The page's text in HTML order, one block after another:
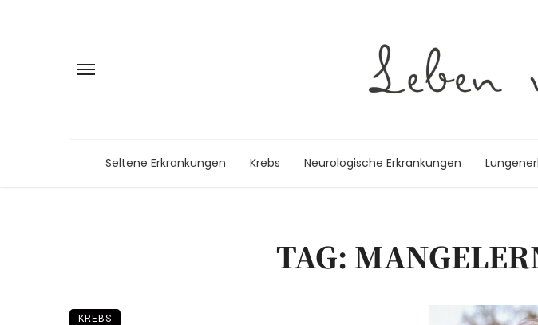
Seltene Erkrankungen Krebs Neurologische Erkrankungen
TAG:
KREBS